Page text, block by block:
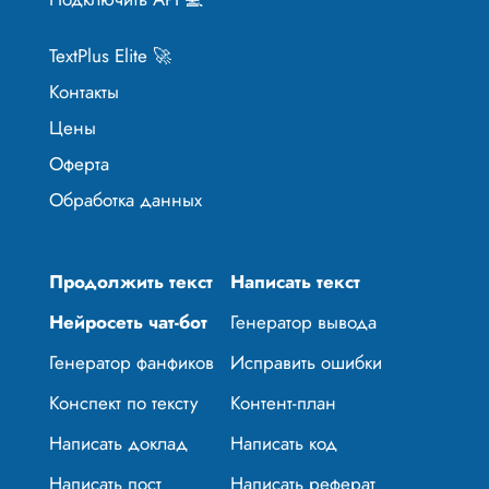
TextPlus Elite 🚀
Контакты
Цены
Оферта
Обработка данных
Продолжить текст
Написать текст
Нейросеть чат-бот
Генератор вывода
Генератор фанфиков
Исправить ошибки
Конспект по тексту
Контент-план
Написать доклад
Написать код
Написать пост
Написать реферат